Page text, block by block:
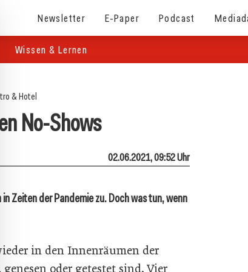
Newsletter E-Paper Podcast
Wissen & Lernen
& Hotel
No-Shows
02.06.2021, 09:52 Uhr
Zeiten der Pandemie zu. Doch was tun, wenn
in den Innenräumen der
oder getestet sind. Vier